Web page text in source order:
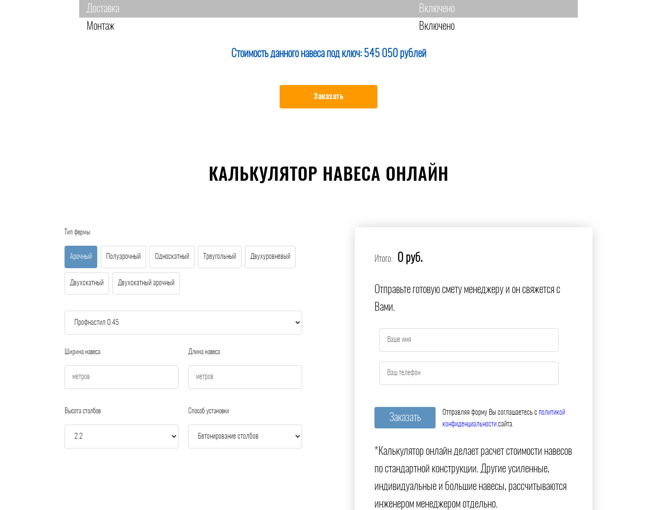
Доставка
Включено
Монтаж
Включено
Стоимость данного навеса под ключ: 545 050 рублей
Заказать
КАЛЬКУЛЯТОР НАВЕСА ОНЛАЙН
Тип фермы
Арочный Полуарочный Односкатный Треугольный Двухуровневый
Двухскатный Двухскатный арочный
Ширина навеса Длина навеса
Высота столбов Способ установки
Итого: 0 руб.
Отправьте готовую смету менеджеру и он свяжется с
Вами.
Отправляя форму Вы соглашаетесь с политикой
конфиденциальности сайта.
*Калькулятор онлайн делает расчет стоимости навесов
по стандартной конструкции. Другие усиленные,
индивидуальные и большие навесы, рассчитываются
инженером менеджером отдельно.